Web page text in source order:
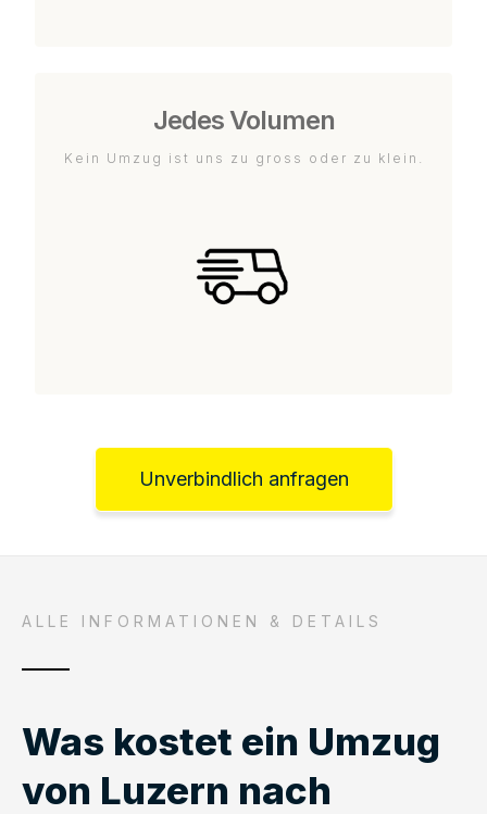
Jedes Volumen
Kein Umzug ist uns zu gross oder zu klein.
Unverbindlich anfragen
ALLE INFORMATIONEN & DETAILS
Was kostet ein Umzug
von Luzern nach